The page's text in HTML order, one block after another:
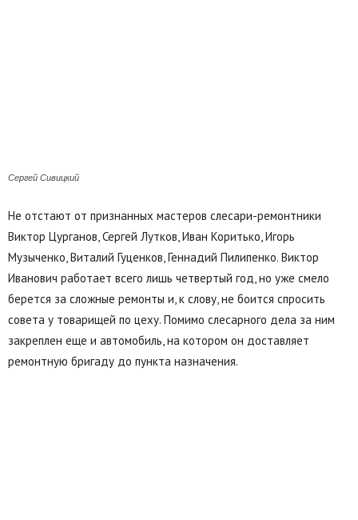
Сергей Сивицкий
Не отстают от признанных мастеров слесари-ремонтники
Виктор Цурганов, Сергей Лутков, Иван Коритько, Игорь
Музыченко, Виталий Гуценков, Геннадий Пилипенко. Виктор
Иванович работает всего лишь четвертый год, но уже смело
берется за сложные ремонты и, к слову, не боится спросить
совета у товарищей по цеху. Помимо слесарного дела за ним
закреплен еще и автомобиль, на котором он доставляет
ремонтную бригаду до пункта назначения.